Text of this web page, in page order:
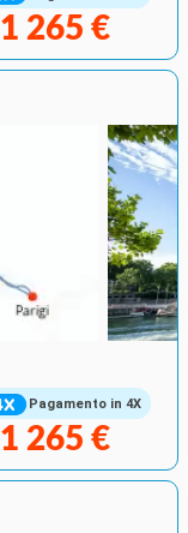
1 265 €
Pagamento in 4X
1 265 €